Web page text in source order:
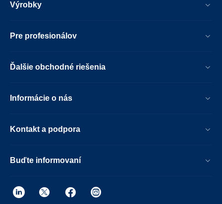
Výrobky
Pre profesionálov
Ďalšie obchodné riešenia
Informácie o nás
Kontakt a podpora
Buďte informovaní